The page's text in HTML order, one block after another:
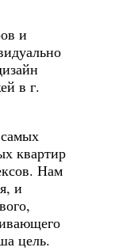
и
в г.
квартир
Нам
и
цель.